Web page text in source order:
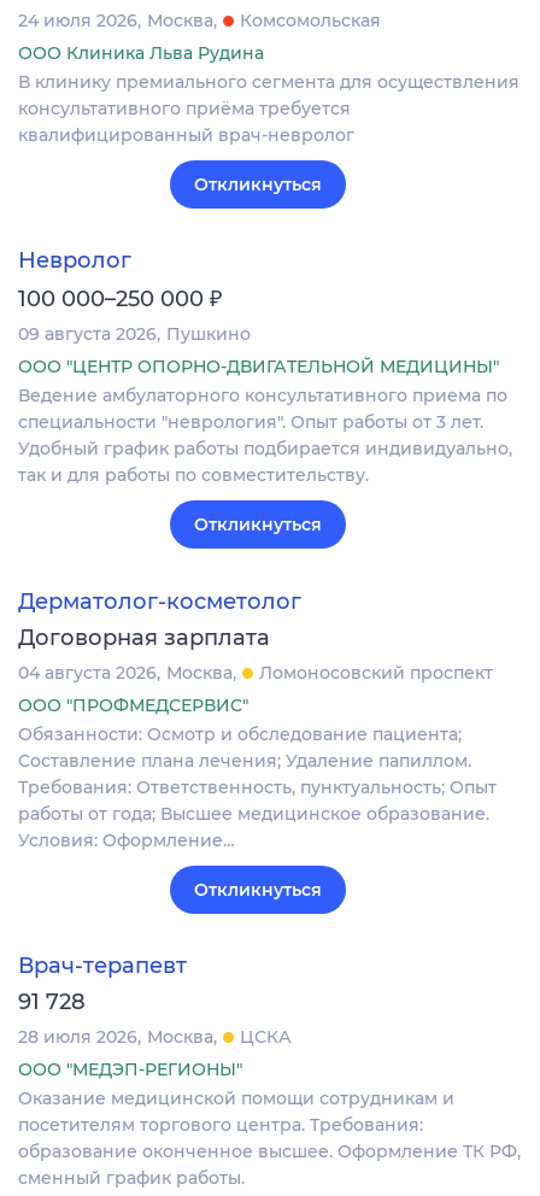
24 июля 2026 Москва
Комсомольская
ООО Клиника Льва Рудина
В клинику премиального сегмента для осуществления
консультативного приёма требуется
квалифицированный врач-невролог
Откликнуться
Невролог
100 000–250 000 ₽
09 августа 2026 Пушкино
ООО "ЦЕНТР ОПОРНО-ДВИГАТЕЛЬНОЙ МЕДИЦИНЫ"
Ведение амбулаторного консультативного приема по
специальности "неврология". Опыт работы от 3 лет.
Удобный график работы подбирается индивидуально,
так и для работы по совместительству.
Откликнуться
Дерматолог-косметолог
Договорная зарплата
04 августа 2026 Москва
Ломоносовский проспект
ООО "ПРОФМЕДСЕРВИС"
Обязанности: Осмотр и обследование пациента;
Составление плана лечения; Удаление папиллом.
Требования: Ответственность, пунктуальность; Опыт
работы от года; Высшее медицинское образование.
Условия: Оформление…
Откликнуться
Врач-терапевт
91 728
28 июля 2026 Москва
ЦСКА
ООО "МЕДЭП-РЕГИОНЫ"
Оказание медицинской помощи сотрудникам и
посетителям торгового центра. Требования:
образование оконченное высшее. Оформление ТК РФ,
сменный график работы.